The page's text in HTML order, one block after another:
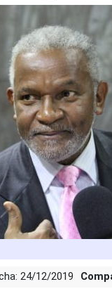
24/12/2019